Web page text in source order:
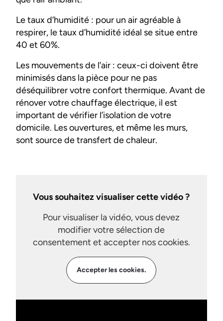
Le taux d’humidité : pour un air agréable à
respirer, le taux d’humidité idéal se situe entre
40 et 60%.
Les mouvements de l’air : ceux-ci doivent être
minimisés dans la pièce pour ne pas
déséquilibrer votre confort thermique. Avant de
rénover votre chauffage électrique, il est
important de vérifier l’isolation de votre
domicile. Les ouvertures, et même les murs,
sont source de transfert de chaleur.
Vous souhaitez visualiser cette vidéo ?
Pour visualiser la vidéo, vous devez
modifier votre sélection de
consentement et accepter nos cookies.
Accepter les cookies.